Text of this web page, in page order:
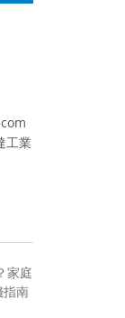
工業
家庭
南